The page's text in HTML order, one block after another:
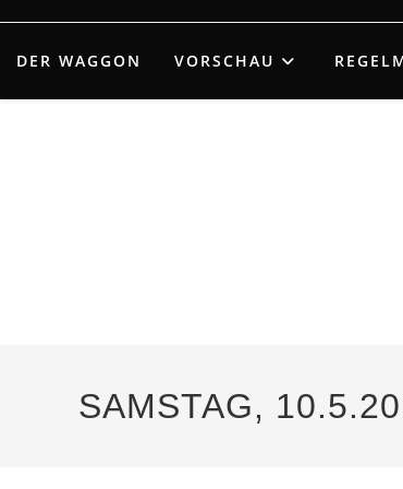
springen
DER WAGGON VORSCHAU
SAMSTAG,